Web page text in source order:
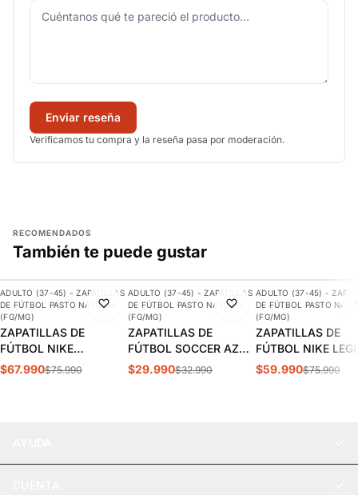
Enviar reseña
Verificamos tu compra y la reseña pasa por moderación.
RECOMENDADOS
También te puede gustar
-11%
AGREGAR
ADULTO (37-45) - ZAPATILLAS
DE FÚTBOL PASTO NATURAL
(FG/MG)
ZAPATILLAS DE
FÚTBOL NIKE
MERCURIAL VAPOR 15
$67.990$75.990
-9%
AGREGAR
ADULTO (37-45) - ZAPATILLAS
DE FÚTBOL PASTO NATURAL
(FG/MG)
ZAPATILLAS DE
FÚTBOL SOCCER AZUL
ADULTO | SPS-11
$29.990$32.990
-21%
DESTACADO
ADULTO (37-45) -
DE FÚTBOL PASTO
(FG/MG)
ZAPATILLAS DE
FÚTBOL NIKE
10 CLUB FG/MG
$59.990$75.990